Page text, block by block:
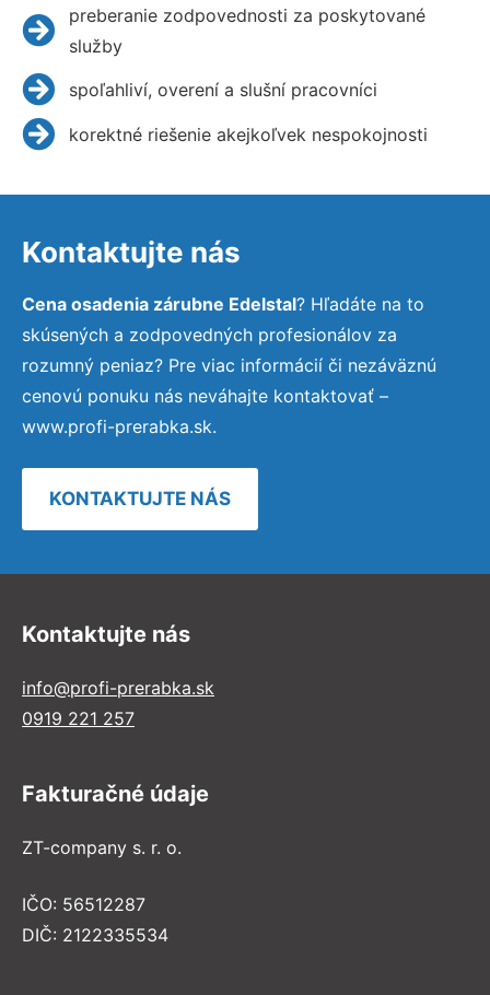
preberanie zodpovednosti za poskytované
služby
spoľahliví, overení a slušní pracovníci
korektné riešenie akejkoľvek nespokojnosti
Kontaktujte nás
Cena osadenia zárubne Edelstal? Hľadáte na to
skúsených a zodpovedných profesionálov za
rozumný peniaz? Pre viac informácií či nezáväznú
cenovú ponuku nás neváhajte kontaktovať –
www.profi-prerabka.sk.
KONTAKTUJTE NÁS
Kontaktujte nás
info@profi-prerabka.sk
0919 221 257
Fakturačné údaje
ZT-company s. r. o.
IČO: 56512287
DIČ: 2122335534